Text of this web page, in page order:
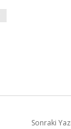
Sonraki